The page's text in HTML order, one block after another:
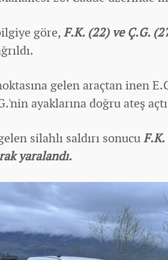
göre,F.K. (22) ve Ç.G.
gelen araçtan inen
ayaklarına doğru ateş
silahlı saldırı sonucuF.K.
yaralandı.